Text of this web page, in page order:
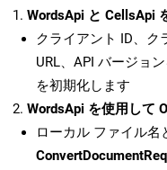
WordsApi と CellsApi
クライアント ID、ク
URL、API バージョン
を初期化します
WordsApi を使用して
ローカル ファイル名